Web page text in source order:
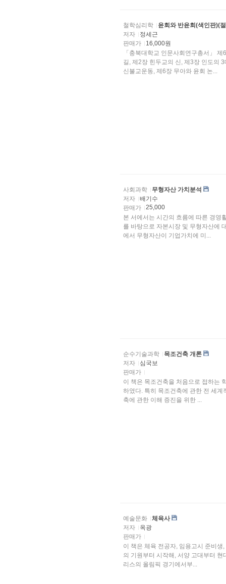
철학심리학
윤회와 반윤회(색인판)(
저자
정세근
판매가
16,000원
「충북대학교 인문사회연구총서」
길, 제2장 힌두교의 신, 제3장 인도의
신불교운동, 제6장 무아와 윤회 논...
사회과학
무형자산 가치분석
저자
배기수
판매가
25,000
본 서에서는 시간의 흐름에 따른 경영
를 바탕으로 자본시장 및 무형자산에
에서 무형자산이 기업가치에 미...
순수기술과학
목조건축 개론
저자
심국보
판매가
이 책은 목조건축을 처음으로 접하는
하였다. 특히 목조건축에 관한 전 세
축에 관한 이해 증진을 위한 ...
예술문화
체육사
저자
옥광
판매가
이 책은 체육 전공자, 임용고시 준비
의 기원부터 시작해, 서양 고대부터
리스의 올림픽 경기에서부...